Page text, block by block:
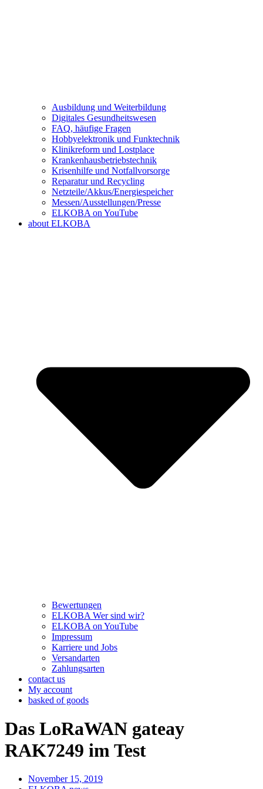
Ausbildung und Weiterbildung
Digitales Gesundheitswesen
FAQ, häufige Fragen
Hobbyelektronik und Funktechnik
Klinikreform und Lostplace
Krankenhausbetriebstechnik
Krisenhilfe und Notfallvorsorge
Reparatur und Recycling
Netzteile/Akkus/Energiespeicher
Messen/Ausstellungen/Presse
ELKOBA on YouTube
about ELKOBA
Bewertungen
ELKOBA Wer sind wir?
ELKOBA on YouTube
Impressum
Karriere und Jobs
Versandarten
Zahlungsarten
contact us
My account
basked of goods
Das LoRaWAN gateay
RAK7249 im Test
November 15, 2019